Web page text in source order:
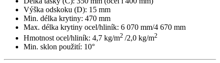
Výška odskoku (D): 15 mm
Min. délka krytiny: 470 mm
Max. délka krytiny ocel/hliník: 6 070 mm/4 670 mm
Hmotnost ocel/hliník: 4,7 kg/m2 /2,0 kg/m2
Min. sklon použití: 10°